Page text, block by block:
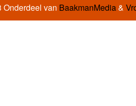
van BaakmanMedia&